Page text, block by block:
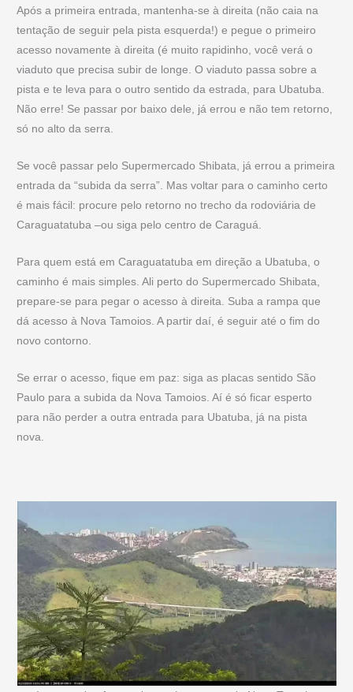
Após a primeira entrada, mantenha-se à direita (não caia na
tentação de seguir pela pista esquerda!) e pegue o primeiro
acesso novamente à direita (é muito rapidinho, você verá o
viaduto que precisa subir de longe. O viaduto passa sobre a
pista e te leva para o outro sentido da estrada, para Ubatuba.
Não erre! Se passar por baixo dele, já errou e não tem retorno,
só no alto da serra.
Se você passar pelo Supermercado Shibata, já errou a primeira
entrada da “subida da serra”. Mas voltar para o caminho certo
é mais fácil: procure pelo retorno no trecho da rodoviária de
Caraguatatuba –ou siga pelo centro de Caraguá.
Para quem está em Caraguatatuba em direção a Ubatuba, o
caminho é mais simples. Ali perto do Supermercado Shibata,
prepare-se para pegar o acesso à direita. Suba a rampa que
dá acesso à Nova Tamoios. A partir daí, é seguir até o fim do
novo contorno.
Se errar o acesso, fique em paz: siga as placas sentido São
Paulo para a subida da Nova Tamoios. Aí é só ficar esperto
para não perder a outra entrada para Ubatuba, já na pista
nova.